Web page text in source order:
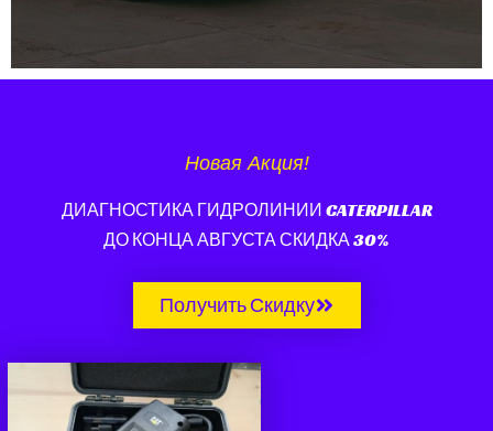
Новая Акция!
ДИАГНОСТИКА ГИДРОЛИНИИ CATERPILLAR
ДО КОНЦА АВГУСТА СКИДКА 30%
Получить Скидку